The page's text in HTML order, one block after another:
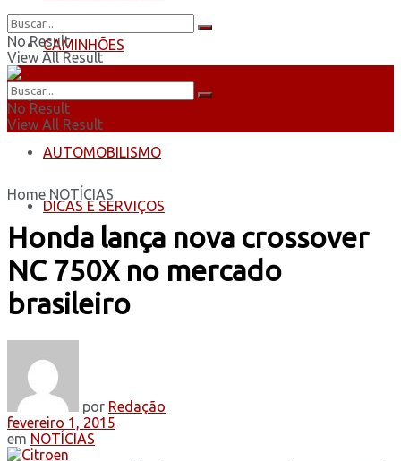
CAMINHÕES
ÔNIBUS
AUTOMOBILISMO
DICAS E SERVIÇOS
No Result
View All Result
No Result
View All Result
Home NOTÍCIAS
Honda lança nova crossover
NC 750X no mercado
brasileiro
por Redação
fevereiro 1, 2015
em NOTÍCIAS